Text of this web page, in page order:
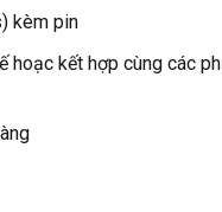
kèm pin
hoạc kết hợp cùng các